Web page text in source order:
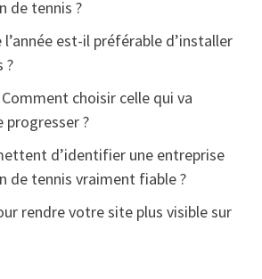
de tennis ?
est-il préférable d’installer
?
choisir celle qui va
?
d’identifier une entreprise
de tennis vraiment fiable ?
rendre votre site plus visible sur